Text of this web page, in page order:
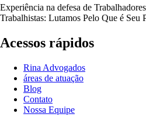
Experiência na defesa de
Trabalhistas: Lutamos Pelo Que é Seu
Acessos rápidos
Rina Advogados
áreas de atuação
Blog
Contato
Nossa Equipe